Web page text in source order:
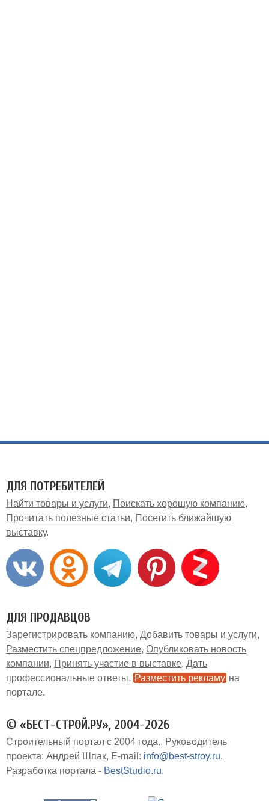
ДЛЯ ПОТРЕБИТЕЛЕЙ
Найти товары и услуги
Поискать хорошую компанию
Прочитать полезные статьи
Посетить ближайшую
выставку
ДЛЯ ПРОДАВЦОВ
Зарегистрировать компанию Добавить товары и услуги
Разместить спецпредложение Опубликовать новость
компании
Принять участие в выставке Дать
профессиональные ответы
Разместить рекламу на
портале
© «БЕСТ-СТРОЙ.РУ», 2004-2026
Строительный портал с 2004 года.
Руководитель
проекта: Андрей Шпак E-mail: info@best-stroy.ru
Разработка портала - BestStudio.ru